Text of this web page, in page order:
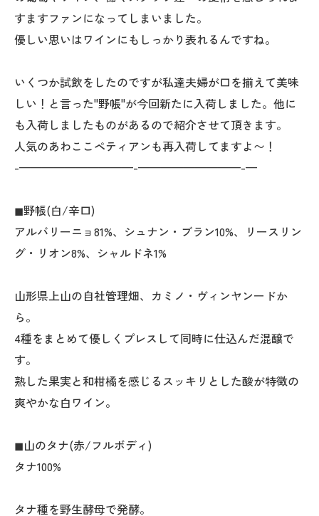
すますファンになってしまいました。
優しい思いはワインにもしっかり表れるんですね。
いくつか試飲をしたのですが私達夫婦が口を揃えて美味
しい！と言った"野帳"が今回新たに入荷しました。他に
も入荷しましたものがあるので紹介させて頂きます。
人気のあわここペティアンも再入荷してますよ〜！
-——————————-—————————-—
◼︎野帳(白/辛口)
アルバリーニョ81%、シュナン・ブラン10%、リースリン
グ・リオン8%、シャルドネ1%
山形県上山の自社管理畑、カミノ・ヴィンヤンードか
ら。
4種をまとめて優しくプレスして同時に仕込んだ混醸で
す。
熟した果実と和柑橘を感じるスッキリとした酸が特徴の
爽やかな白ワイン。
◼︎山のタナ(赤/フルボディ)
タナ100%
タナ種を野生酵母で発酵。